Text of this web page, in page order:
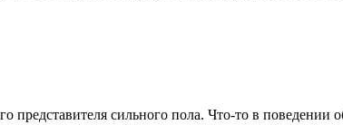
сильного пола. Что-то в поведении